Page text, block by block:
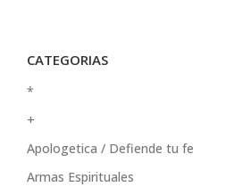
CATEGORIAS
*
+
Apologetica / Defiende tu fe
Armas Espirituales